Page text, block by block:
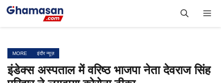
Skip
MORE इंदौर न्यूज़
इंडेक्स अस्पताल में वरिष्ठ भाजपा नेता देवराज सिंह